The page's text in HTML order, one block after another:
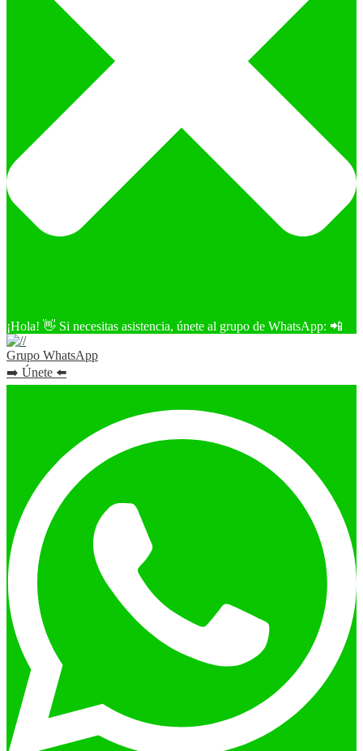
¡Hola! 👋 Si necesitas asistencia, únete al grupo de WhatsApp: 📲
Grupo WhatsApp
➡️ Únete ⬅️